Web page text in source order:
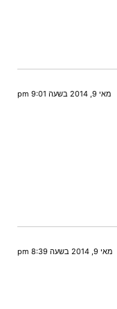
מאי 9, 2014 בשעה 9:01 pm
מאי 9, 2014 בשעה 8:39 pm